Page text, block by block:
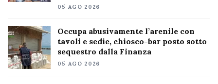
05 AGO 2026
Occupa abusivamente l’arenile con
tavoli e sedie, chiosco-bar posto sotto
sequestro dalla Finanza
05 AGO 2026